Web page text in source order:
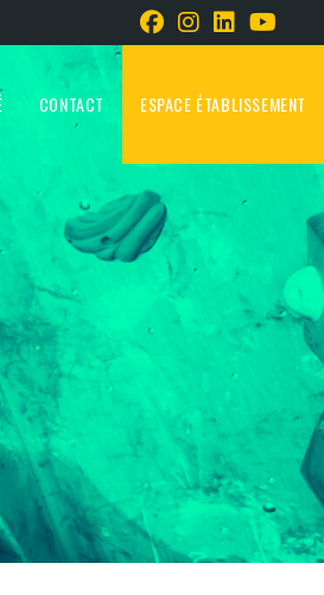
CONTACT ESPACE ÉTABLISSEMENT